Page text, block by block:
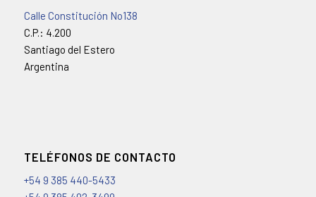
Calle Constitución No138
C.P.: 4.200
Santiago del Estero
Argentina
TELÉFONOS DE CONTACTO
+54 9 385 440-5433